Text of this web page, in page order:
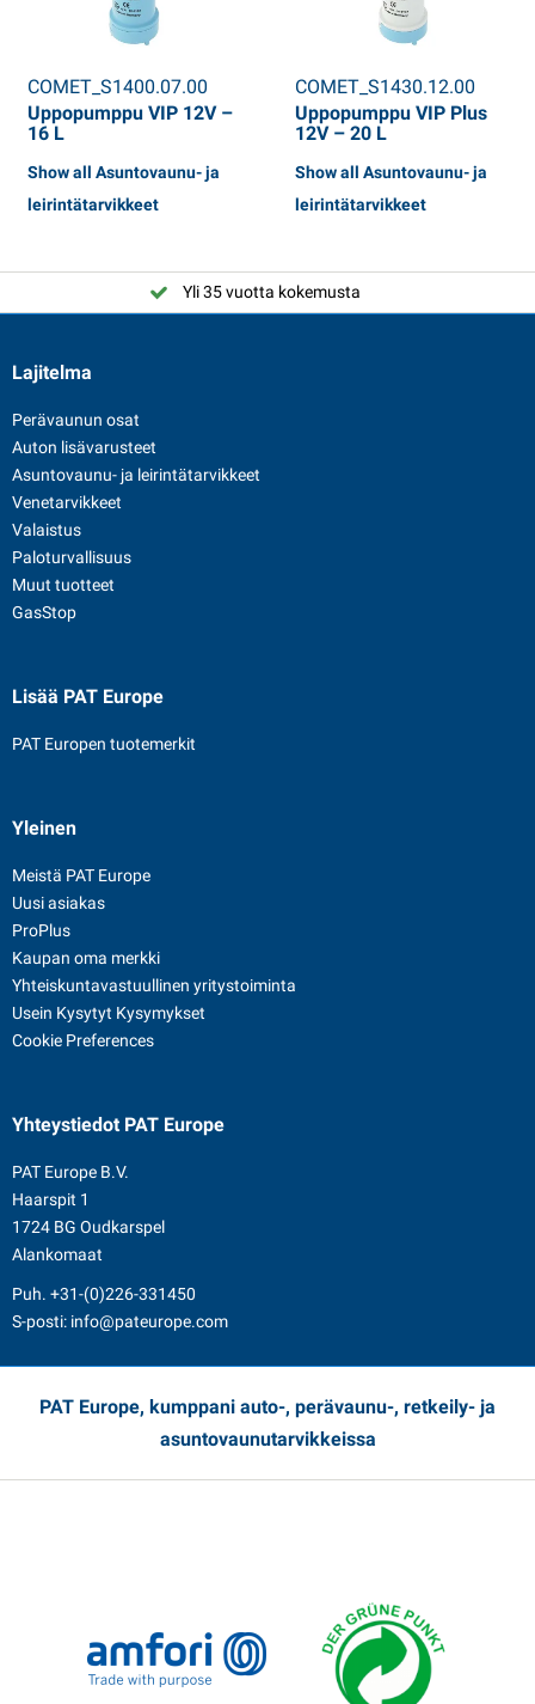
COMET_S1400.07.00
Uppopumppu VIP 12V –
16 L
Show all Asuntovaunu- ja
leirintätarvikkeet
COMET_S1430.12.00
Uppopumppu VIP Plus
12V – 20 L
Show all Asuntovaunu- ja
leirintätarvikkeet
Yli 35 vuotta kokemusta
Lajitelma
Perävaunun osat
Auton lisävarusteet
Asuntovaunu- ja leirintätarvikkeet
Venetarvikkeet
Valaistus
Paloturvallisuus
Muut tuotteet
GasStop
Lisää PAT Europe
PAT Europen tuotemerkit
Yleinen
Meistä PAT Europe
Uusi asiakas
ProPlus
Kaupan oma merkki
Yhteiskuntavastuullinen yritystoiminta
Usein Kysytyt Kysymykset
Cookie Preferences
Yhteystiedot PAT Europe
PAT Europe B.V.
Haarspit 1
1724 BG Oudkarspel
Alankomaat
Puh. +31-(0)226-331450
S-posti: info@pateurope.com
PAT Europe, kumppani auto-, perävaunu-, retkeily- ja
asuntovaunutarvikkeissa